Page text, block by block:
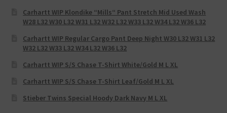
Carhartt WIP Klondike “Mills“ Pant Stretch Mid Used Wash
W28 L32 W30 L32 W31 L32 W32 L32 W33 L32 W34 L32 W36 L32
Carhartt WIP Regular Cargo Pant Deep Night W30 L32 W31 L32
W32 L32 W33 L32 W34 L32 W36 L32
Carhartt WIP S/S Chase T-Shirt White/Gold M L XL
Carhartt WIP S/S Chase T-Shirt Leaf/Gold M L XL
Stieber Twins Special Hoody Dark Navy M L XL